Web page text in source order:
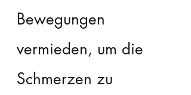
Bewegungen
vermieden, um die
Schmerzen zu